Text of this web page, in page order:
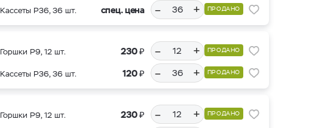
Кассеты Р36, 36 шт. спец. цена – + ПРОДАНО
Горшки Р9, 12 шт. 230₽ – + ПРОДАНО
Кассеты Р36, 36 шт. 120₽ – + ПРОДАНО
Горшки Р9, 12 шт. 230₽ – + ПРОДАНО